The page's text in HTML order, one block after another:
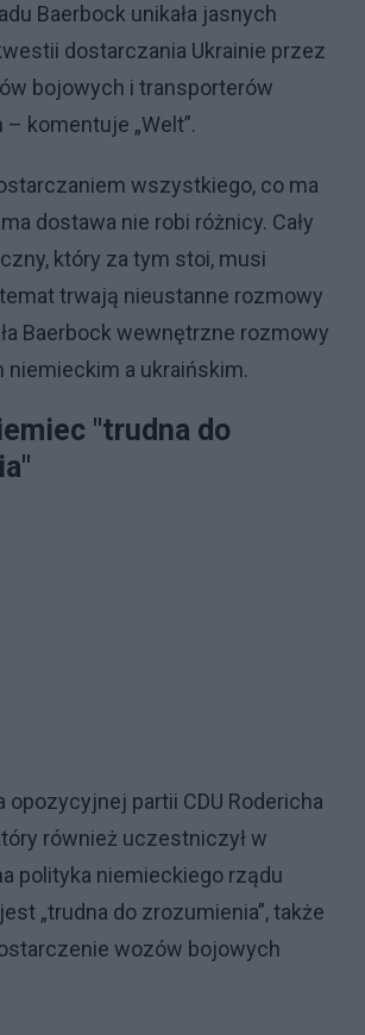
Baerbock unikała jasnych
dostarczania Ukrainie przez
bojowych i transporterów
komentuje „Welt”.
wszystkiego, co ma
dostawa nie robi różnicy. Cały
który za tym stoi, musi
temat trwają nieustanne rozmowy
Baerbock wewnętrzne rozmowy
niemieckim a ukraińskim.
"trudna do
opozycyjnej partii CDU Rodericha
również uczestniczył w
polityka niemieckiego rządu
„trudna do zrozumienia”, także
wozów bojowych